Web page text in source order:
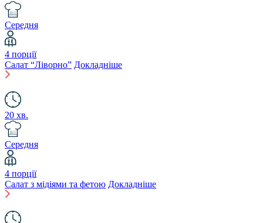
Середня
4 порції
Салат “Ліворно” Докладніше
20 хв.
Середня
4 порції
Салат з мідіями та фетою Докладніше